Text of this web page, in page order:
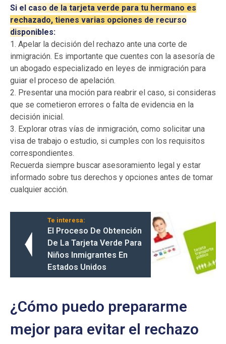
Si el caso de la tarjeta verde para tu hermano es
rechazado, tienes varias opciones de recurso
disponibles:
1. Apelar la decisión del rechazo ante una corte de
inmigración. Es importante que cuentes con la asesoría de
un abogado especializado en leyes de inmigración para
guiar el proceso de apelación.
2. Presentar una moción para reabrir el caso, si consideras
que se cometieron errores o falta de evidencia en la
decisión inicial.
3. Explorar otras vías de inmigración, como solicitar una
visa de trabajo o estudio, si cumples con los requisitos
correspondientes.
Recuerda siempre buscar asesoramiento legal y estar
informado sobre tus derechos y opciones antes de tomar
cualquier acción.
Te interesa:
El Proceso De Obtención
De La Tarjeta Verde Para
Niños Inmigrantes En
Estados Unidos
¿Cómo puedo prepararme
mejor para evitar el rechazo